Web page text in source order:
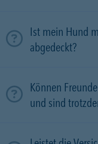
Ist mein Hund
abgedeckt?
Können
und sind